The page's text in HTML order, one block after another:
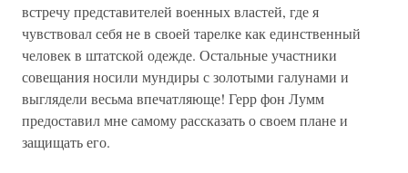
встречу представителей военных властей, где я
чувствовал себя не в своей тарелке как единственный
человек в штатской одежде. Остальные участники
совещания носили мундиры с золотыми галунами и
выглядели весьма впечатляюще! Герр фон Лумм
предоставил мне самому рассказать о своем плане и
защищать его.